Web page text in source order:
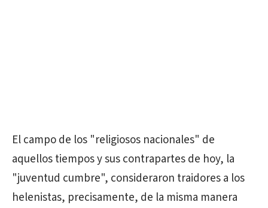
El campo de los "religiosos nacionales" de
aquellos tiempos y sus contrapartes de hoy, la
"juventud cumbre", consideraron traidores a los
helenistas, precisamente, de la misma manera